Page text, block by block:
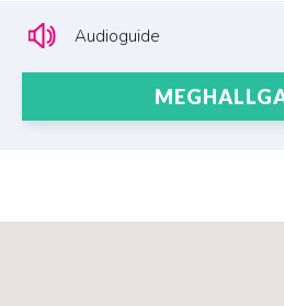
Audioguide